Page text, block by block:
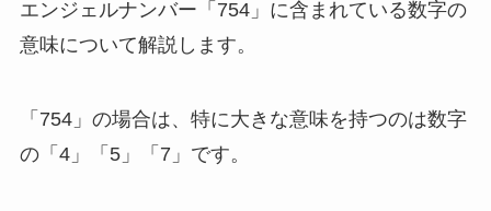
エンジェルナンバー「754」に含まれている数字の
意味について解説します。
「754」の場合は、特に大きな意味を持つのは数字
の「4」「5」「7」です。